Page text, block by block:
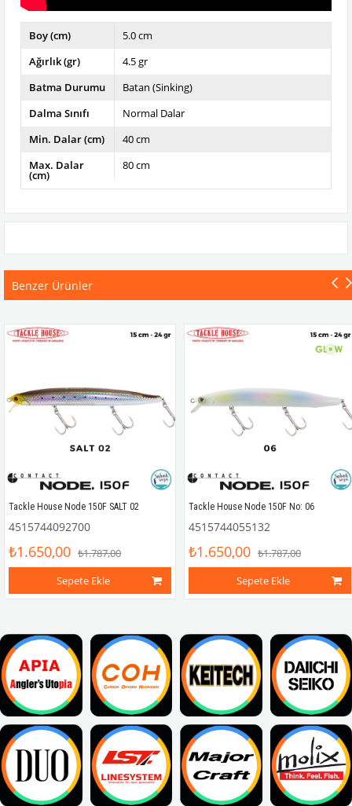
Boy (cm)
5.0 cm
Ağırlık (gr)
4.5 gr
Batma Durumu
Batan (Sinking)
Dalma Sınıfı
Normal Dalar
Min. Dalar (cm)
40 cm
Max. Dalar
(cm)
80 cm
Benzer Ürünler
Tackle House Node 150F SALT 02
4515744092700
₺1.650,00 ₺1.787,00
Sepete Ekle
Tackle House Node 150F No: 06
4515744055132
₺1.650,00 ₺1.787,00
Sepete Ekle